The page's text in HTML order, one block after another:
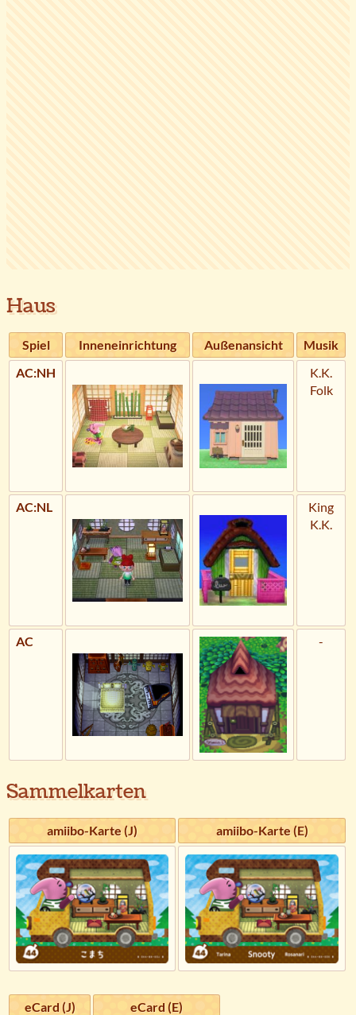
Haus
Spiel Inneneinrichtung Außenansicht
Musik
AC:NH
K.K.
Folk
AC:NL
King
K.K.
AC -
Sammelkarten
amiibo-Karte (J) amiibo-Karte (E)
eCard (J) eCard (E)